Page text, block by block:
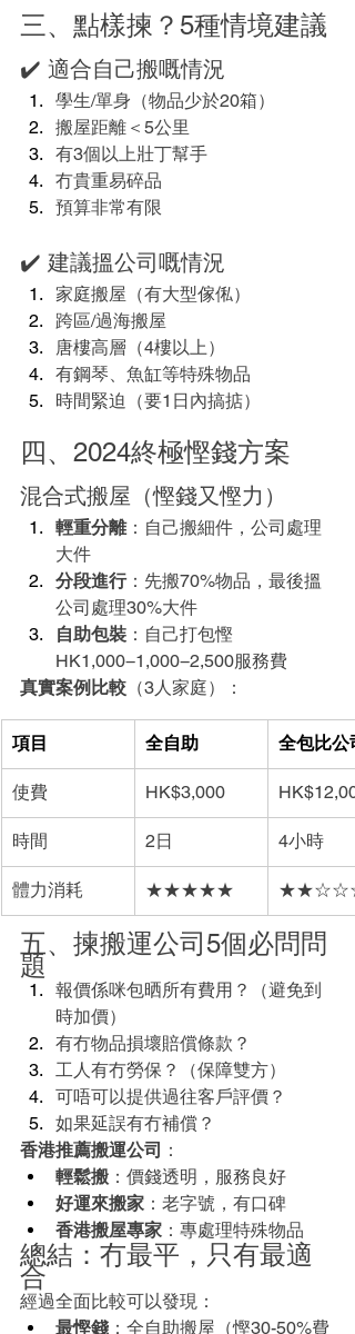
三、點樣揀？5種情境建議
✔️ 適合自己搬嘅情況
學生/單身（物品少於20箱）
搬屋距離＜5公里
有3個以上壯丁幫手
冇貴重易碎品
預算非常有限
✔️ 建議搵公司嘅情況
家庭搬屋（有大型傢俬）
跨區/過海搬屋
唐樓高層（4樓以上）
有鋼琴、魚缸等特殊物品
時間緊迫（要1日內搞掂）
四、2024終極慳錢方案
混合式搬屋（慳錢又慳力）
輕重分離：自己搬細件，公司處理
大件
分段進行：先搬70%物品，最後搵
公司處理30%大件
自助包裝 ：自己打包慳
HK1,000−1,000−2,500服務費
真實案例比較 （3人家庭）：
項目 全自助 全包比公
使費 HK$3,000
時間 2日 4小時
體力消耗 ★★★★★
五、揀搬運公司5個必問問
題
報價係咪包晒所有費用？（避免到
時加價）
有冇物品損壞賠償條款？
工人有冇勞保？（保障雙方）
可唔可以提供過往客戶評價？
如果延誤有冇補償？
香港推薦搬運公司 ：
輕鬆搬 ：價錢透明，服務良好
好運來搬家 ：老字號，有口碑
香港搬屋專家 ：專處理特殊物品
總結：冇最平，只有最適
合
經過全面比較可以發現：
最慳錢 ：全自助搬屋（慳30-50%費